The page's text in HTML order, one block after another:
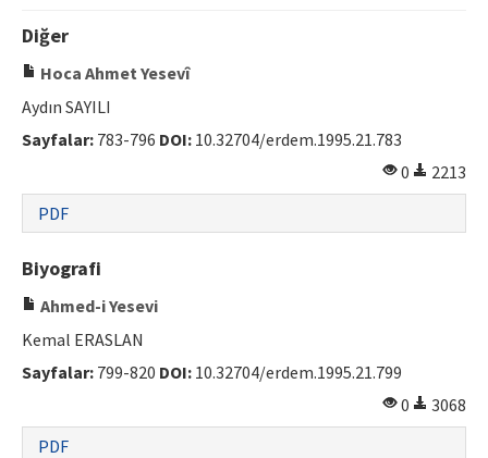
Yayın Politikaları
Yazım Kuralları
İletişim
Diğer
Hoca Ahmet Yesevî
Aydın SAYILI
Sayfalar: 783-796 DOI: 10.32704/erdem.1995.21.783
0
2213
PDF
Biyografi
Ahmed-i Yesevi
Kemal ERASLAN
Sayfalar: 799-820 DOI: 10.32704/erdem.1995.21.799
0
3068
PDF